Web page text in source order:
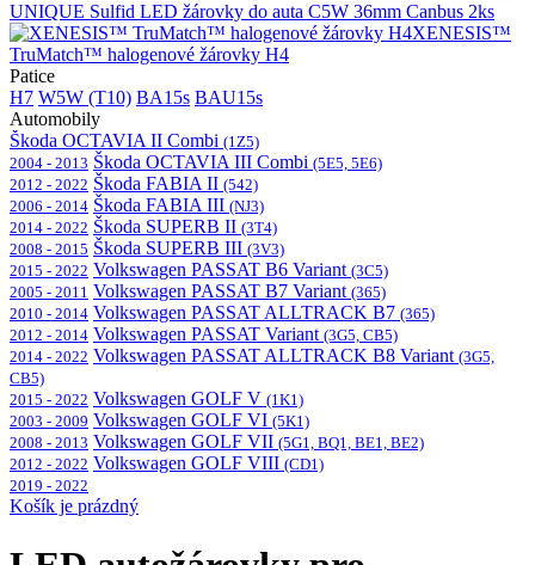
UNIQUE Sulfid LED žárovky do auta C5W 36mm Canbus 2ks
XENESIS™
TruMatch™ halogenové žárovky H4
Patice
H7 W5W (T10) BA15s BAU15s
Automobily
Škoda OCTAVIA II Combi (1Z5)
2004 - 2013 Škoda OCTAVIA III Combi (5E5, 5E6)
2012 - 2022 Škoda FABIA II (542)
2006 - 2014 Škoda FABIA III (NJ3)
2014 - 2022 Škoda SUPERB II (3T4)
2008 - 2015 Škoda SUPERB III (3V3)
2015 - 2022 Volkswagen PASSAT B6 Variant (3C5)
2005 - 2011 Volkswagen PASSAT B7 Variant (365)
2010 - 2014 Volkswagen PASSAT ALLTRACK B7 (365)
2012 - 2014 Volkswagen PASSAT Variant (3G5, CB5)
2014 - 2022 Volkswagen PASSAT ALLTRACK B8 Variant (3G5,
CB5)
2015 - 2022 Volkswagen GOLF V (1K1)
2003 - 2009 Volkswagen GOLF VI (5K1)
2008 - 2013 Volkswagen GOLF VII (5G1, BQ1, BE1, BE2)
2012 - 2022 Volkswagen GOLF VIII (CD1)
2019 - 2022
Košík je prázdný